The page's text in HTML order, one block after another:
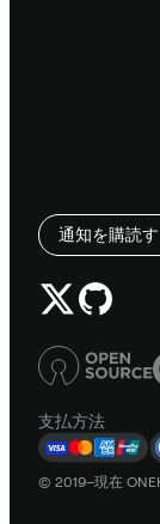
通知を購読
支払方法
© 2019–現在